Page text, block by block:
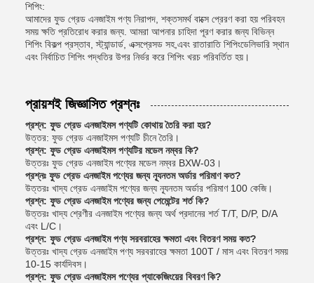
শিপিং:
আমাদের ফুড গ্রেড এনজাইম পণ্য নিরাপদ, শক্তসমর্থ বাক্সে প্রেরণ করা হয় পরিবহন
সময় ক্ষতি প্রতিরোধ করার জন্য. আমরা আপনার চাহিদা পূরণ করার জন্য বিভিন্ন
শিপিং বিকল্প প্রস্তাব, স্ট্যান্ডার্ড, এক্সপ্রেসড সহ,এবং রাতারাতি শিপিংডেলিভারি স্থান
এবং নির্বাচিত শিপিং পদ্ধতির উপর নির্ভর করে শিপিং খরচ পরিবর্তিত হয়।
প্রায়শই জিজ্ঞাসিত প্রশ্নঃ
প্রশ্ন: ফুড গ্রেড এনজাইমস পণ্যটি কোথায় তৈরি করা হয়?
উত্তর: ফুড গ্রেড এনজাইমস পণ্যটি চীনে তৈরি।
প্রশ্ন: ফুড গ্রেড এনজাইমস পণ্যটির মডেল নম্বর কি?
উত্তরঃ ফুড গ্রেড এনজাইম পণ্যের মডেল নম্বর BXW-03।
প্রশ্নঃ ফুড গ্রেড এনজাইম পণ্যের জন্য ন্যূনতম অর্ডার পরিমাণ কত?
উত্তরঃ খাদ্য গ্রেড এনজাইম পণ্যের জন্য ন্যূনতম অর্ডার পরিমাণ 100 কেজি।
প্রশ্ন: ফুড গ্রেড এনজাইম পণ্যের জন্য পেমেন্টের শর্ত কি?
উত্তরঃ খাদ্য শ্রেণীর এনজাইম পণ্যের জন্য অর্থ প্রদানের শর্ত T/T, D/P, D/A
এবং L/C।
প্রশ্ন: ফুড গ্রেড এনজাইম পণ্য সরবরাহের ক্ষমতা এবং বিতরণ সময় কত?
উত্তরঃ খাদ্য গ্রেড এনজাইম পণ্য সরবরাহের ক্ষমতা 100T / মাস এবং বিতরণ সময়
10-15 কার্যদিবস।
প্রশ্ন: ফুড গ্রেড এনজাইমস পণ্যের প্যাকেজিংয়ের বিবরণ কি?